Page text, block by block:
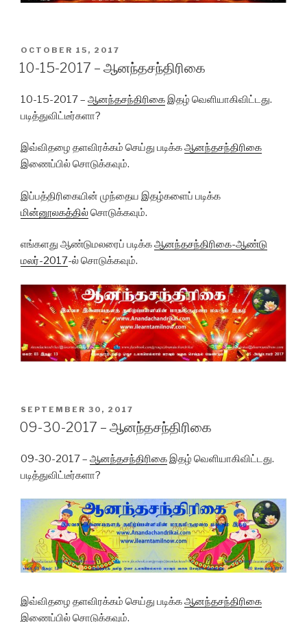
POSTED
ON
OCTOBER 15, 2017
10-15-2017 – ஆனந்தசந்திரிகை
10-15-2017 – ஆனந்தசந்திரிகைஇதழ் வெளியாகிவிட்டது.
படித்துவிட்டீர்களா?
இவ்விதழை தளவிரக்கம் செய்து படிக்கஆனந்தசந்திரிகை
இணைப்பில் சொடுக்கவும்.
இப்பத்திரிகையின் முந்தைய இதழ்களைப் படிக்க
மின்னூலகத்தில்சொடுக்கவும்.
எங்களது ஆண்டுமலரைப் படிக்கஆனந்தசந்திரிகை-ஆண்டு
மலர்-2017-ல் சொடுக்கவும்.
POSTED
ON
SEPTEMBER 30, 2017
09-30-2017 – ஆனந்தசந்திரிகை
09-30-2017 – ஆனந்தசந்திரிகைஇதழ் வெளியாகிவிட்டது.
படித்துவிட்டீர்களா?
இவ்விதழை தளவிரக்கம் செய்து படிக்கஆனந்தசந்திரிகை
இணைப்பில் சொடுக்கவும்.